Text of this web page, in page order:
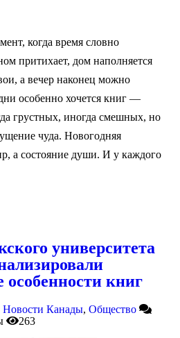
когда время словно
притихает, дом наполняется
а вечер наконец можно
особенно хочется книг —
грустных, иногда смешных, но
чуда. Новогодняя
а состояние души. И у каждого
университета
особенности книг
Новости Канады, Общество
263